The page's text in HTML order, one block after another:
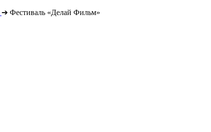
➔ Фестиваль «Делай Фильм»